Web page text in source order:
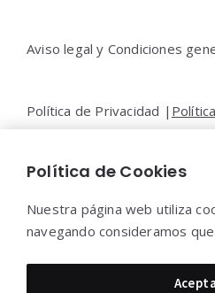
Aviso legal y Condiciones
Política de Privacidad |
Contacto |Moya&Emery
Moya&Emery 2022 - Todos los
Política de Cookies
Nuestra página web utiliza
navegando consideramos